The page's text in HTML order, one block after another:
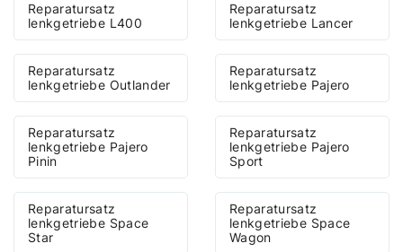
Reparatursatz
lenkgetriebe L400
Reparatursatz
lenkgetriebe Lancer
Reparatursatz
lenkgetriebe Outlander
Reparatursatz
lenkgetriebe Pajero
Reparatursatz
lenkgetriebe Pajero
Pinin
Reparatursatz
lenkgetriebe Pajero
Sport
Reparatursatz
lenkgetriebe Space
Star
Reparatursatz
lenkgetriebe Space
Wagon